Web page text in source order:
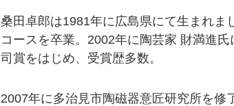
桑田卓郎は1981年に広島県にて生まれ
コースを卒業。2002年に陶芸家 財満進
司賞をはじめ、受賞歴多数。
2007年に多治見市陶磁器意匠研究所を